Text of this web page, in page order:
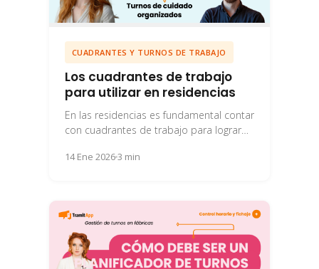
CUADRANTES Y TURNOS DE TRABAJO
Los cuadrantes de trabajo
para utilizar en residencias
En las residencias es fundamental contar
con cuadrantes de trabajo para lograr
los empleados.
14 Ene 20263 min